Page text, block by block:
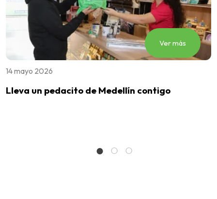
Ver más
14 mayo 2026
Lleva un pedacito de Medellín contigo